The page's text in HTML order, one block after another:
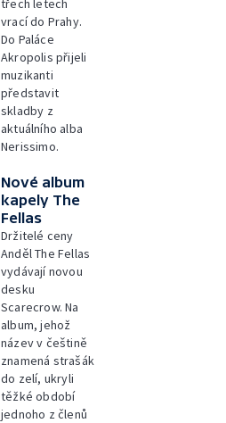
třech letech
vrací do Prahy.
Do Paláce
Akropolis přijeli
muzikanti
představit
skladby z
aktuálního alba
Nerissimo.
Nové album
kapely The
Fellas
Držitelé ceny
Anděl The Fellas
vydávají novou
desku
Scarecrow. Na
album, jehož
název v češtině
znamená strašák
do zelí, ukryli
těžké období
jednoho z členů